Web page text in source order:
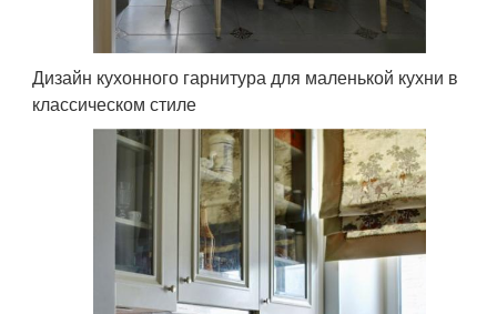
Дизайн кухонного гарнитура для маленькой кухни в
классическом стиле